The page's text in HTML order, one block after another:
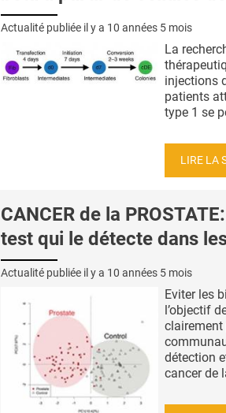
Actualité publiée il y a 10 années 5 mois
La
injections
patients
type 1 se
LIRE LA
CANCER de la
test qui le détecte dans
Actualité publiée il y a 10 années 5 mois
Eviter les
l’objectif
clairement
détection
cancer de